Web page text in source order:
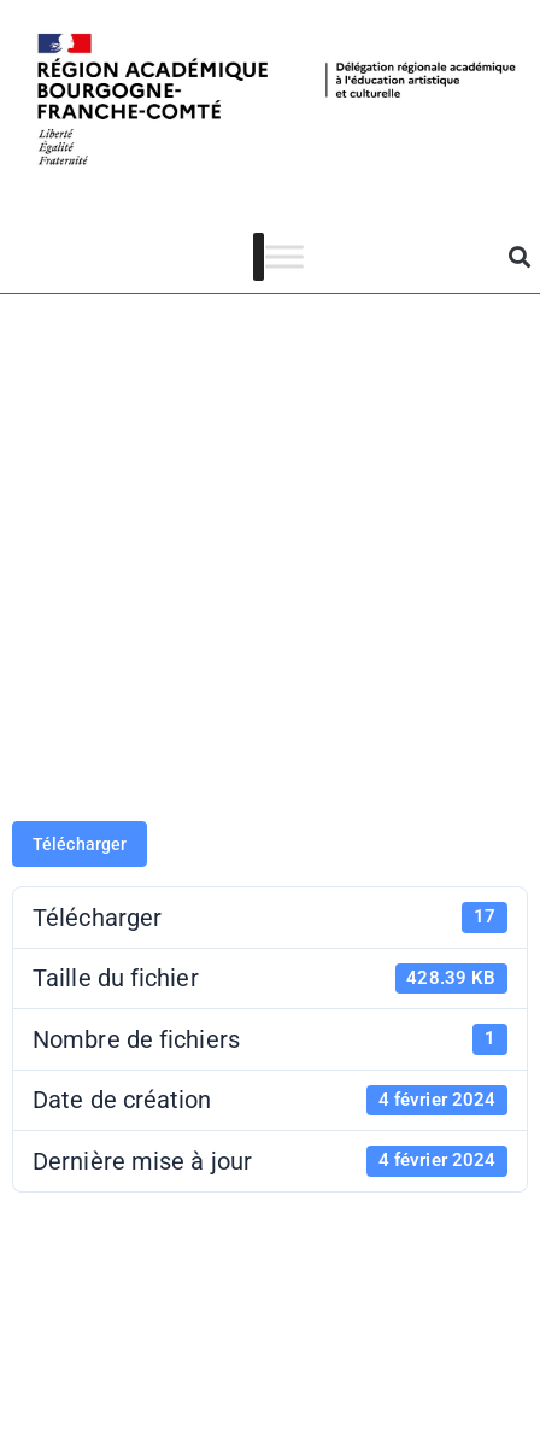
C’est quoi le
développement
durable ? Jeu
Télécharger
Télécharger 17
Taille du fichier 428.39 KB
Nombre de fichiers 1
Date de création 4 février 2024
Dernière mise à jour 4 février 2024